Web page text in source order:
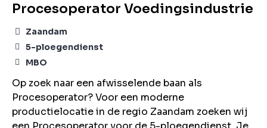
Procesoperator Voedingsindustrie
Zaandam
5-ploegendienst
MBO
Op zoek naar een afwisselende baan als
Procesoperator? Voor een moderne
productielocatie in de regio Zaandam zoeken wij